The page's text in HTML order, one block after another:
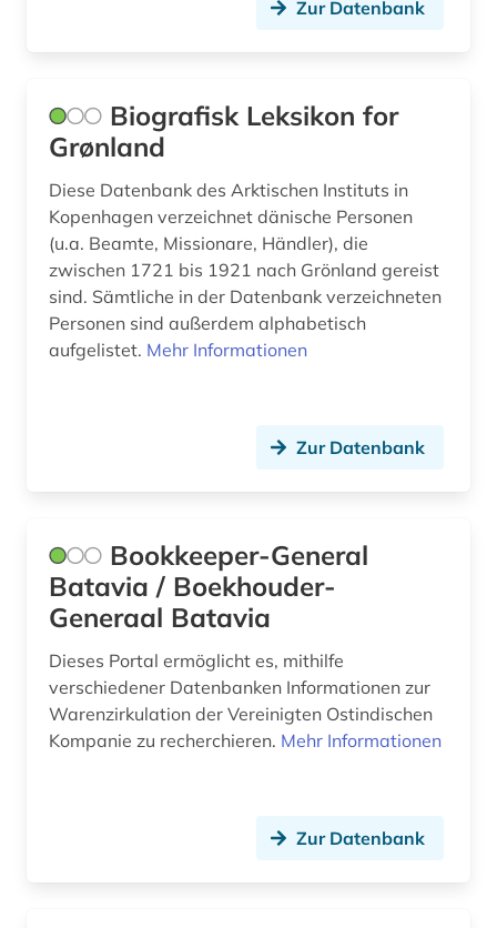
krieg (2)
kultur (2)
landwirtschaft (7)
lebensmittelproduktion (1)
liszt (1)
managementinformation (1)
marketing (4)
marktanalyse (1)
medizin (1)
Zur Datenbank
Biografisk Leksikon for
Grønland
Diese Datenbank des Arktischen Instituts in
Kopenhagen verzeichnet dänische Personen
(u.a. Beamte, Missionare, Händler), die
zwischen 1721 bis 1921 nach Grönland gereist
sind. Sämtliche in der Datenbank verzeichneten
Personen sind außerdem alphabetisch
aufgelistet. Mehr Informationen
Zur Datenbank
Bookkeeper-General
Batavia / Boekhouder-
Generaal Batavia
Dieses Portal ermöglicht es, mithilfe
verschiedener Datenbanken Informationen zur
Warenzirkulation der Vereinigten Ostindischen
Kompanie zu recherchieren. Mehr Informationen
Zur Datenbank